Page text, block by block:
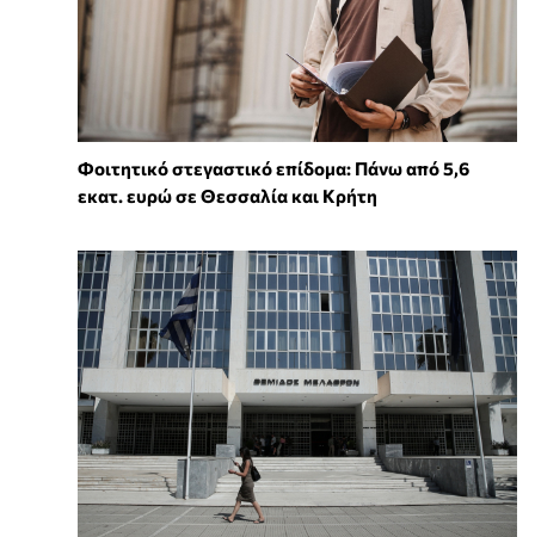
Φοιτητικό στεγαστικό επίδομα: Πάνω από 5,6
εκατ. ευρώ σε Θεσσαλία και Κρήτη